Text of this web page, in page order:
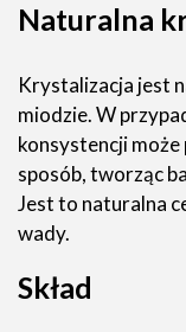
Naturalna
Krystalizacja jest
miodzie. W
konsystencji
sposób, tworząc
Jest to naturalna
wady.
Skład